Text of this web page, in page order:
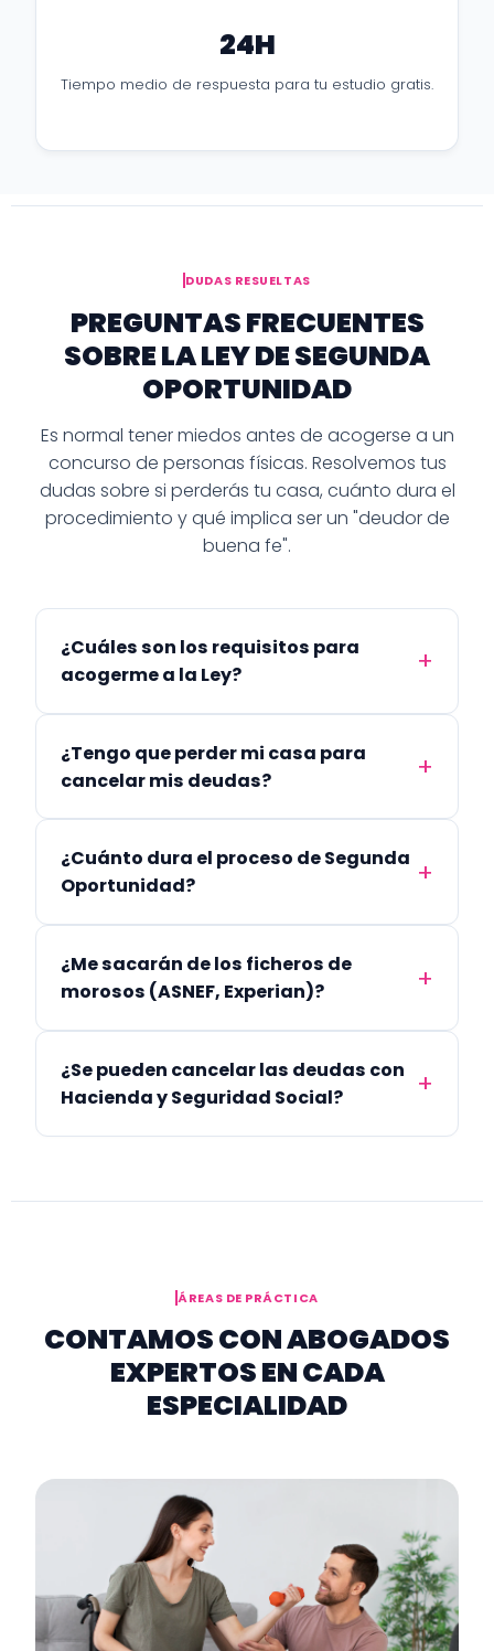
24H
Tiempo medio de respuesta para tu estudio gratis.
DUDAS RESUELTAS
PREGUNTAS FRECUENTES
SOBRE LA LEY DE SEGUNDA
OPORTUNIDAD
Es normal tener miedos antes de acogerse a un
concurso de personas físicas. Resolvemos tus
dudas sobre si perderás tu casa, cuánto dura el
procedimiento y qué implica ser un "deudor de
buena fe".
¿Cuáles son los requisitos para
acogerme a la Ley?
¿Tengo que perder mi casa para
cancelar mis deudas?
¿Cuánto dura el proceso de Segunda
Oportunidad?
¿Me sacarán de los ficheros de
morosos (ASNEF, Experian)?
¿Se pueden cancelar las deudas con
Hacienda y Seguridad Social?
ÁREAS DE PRÁCTICA
CONTAMOS CON ABOGADOS
EXPERTOS EN CADA
ESPECIALIDAD